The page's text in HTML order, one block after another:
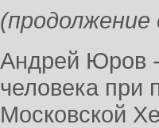
(продолжение
Андрей Юров
человека при
Московской